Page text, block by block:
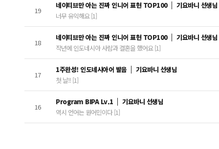
19
네이티브만 아는 진짜 인니어 표현 TOP100
기요바니 선생님
너무 유익해요 [1]
18
네이티브만 아는 진짜 인니어 표현 TOP100
기요바니 선생님
작년에 인도네시아 사람과 결혼을 했어요 [1]
17
1주완성! 인도네시아어 발음
기요바니 선생님
첫 날!! [1]
16
Program BIPA Lv.1
기요바니 선생님
역시 언어는 원어민이다 [1]